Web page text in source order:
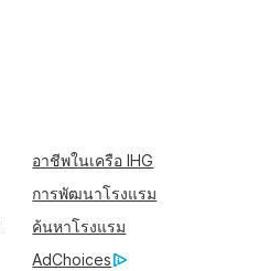
อาชีพในเครือ IHG
การพัฒนาโรงแรม
ค้นหาโรงแรม
AdChoices